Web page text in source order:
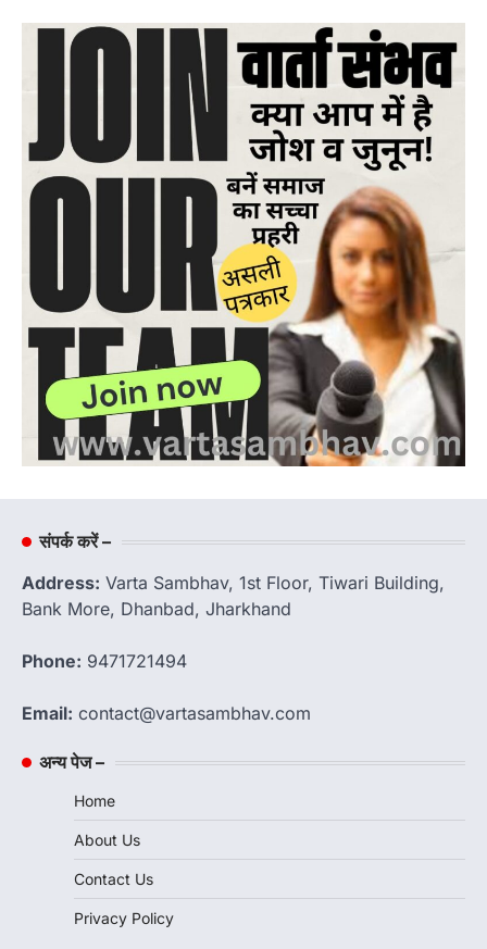
संपर्क करें –
Address: Varta Sambhav, 1st Floor, Tiwari Building,
Bank More, Dhanbad, Jharkhand
Phone: 9471721494
Email: contact@vartasambhav.com
अन्य पेज –
Home
About Us
Contact Us
Privacy Policy